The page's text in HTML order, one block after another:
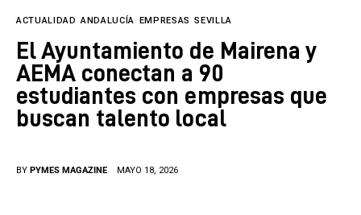
Cultura
LifeStyle
Directorio
ACTUALIDAD ANDALUCÍA EMPRESAS SEVILLA
El Ayuntamiento de Mairena y
AEMA conectan a 90
estudiantes con empresas que
buscan talento local
BY PYMES MAGAZINE MAYO 18, 2026